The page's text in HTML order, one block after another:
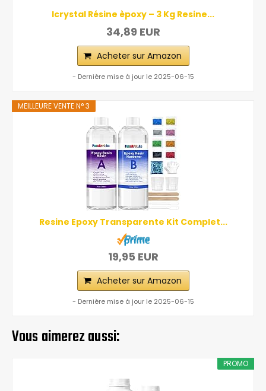
Icrystal Résine èpoxy – 3 Kg Resine...
34,89 EUR
Acheter sur Amazon
- Dernière mise à jour le 2025-06-15
MEILLEURE VENTE N° 3
Resine Epoxy Transparente Kit Complet...
19,95 EUR
Acheter sur Amazon
- Dernière mise à jour le 2025-06-15
Vous aimerez aussi:
PROMO